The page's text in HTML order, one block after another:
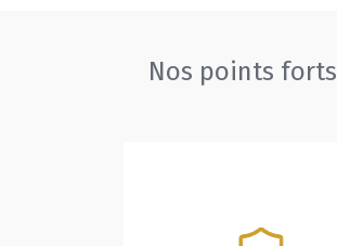
Nos points forts